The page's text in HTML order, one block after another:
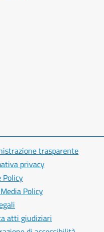
trasparente
privacy
Policy
Policy
atti giudiziari